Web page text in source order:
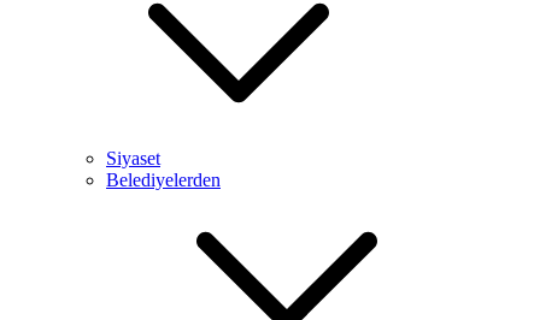
Siyaset
Belediyelerden